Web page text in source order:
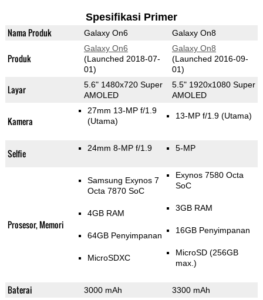
Spesifikasi Primer
Nama Produk Galaxy On6 Galaxy On8
Produk
Galaxy On6
(Launched 2018-07-
01)
Galaxy On8
(Launched 2016-09-
01)
Layar
5.6" 1480x720 Super
AMOLED
5.5" 1920x1080 Super
AMOLED
Kamera
27mm 13-MP f/1.9
(Utama)
13-MP f/1.9 (Utama)
Selfie 24mm 8-MP f/1.9 5-MP
Prosesor, Memori
Samsung Exynos 7
Octa 7870 SoC
4GB RAM
64GB Penyimpanan
MicroSDXC
Exynos 7580 Octa
SoC
3GB RAM
16GB Penyimpanan
MicroSD (256GB
max.)
Baterai 3000 mAh 3300 mAh